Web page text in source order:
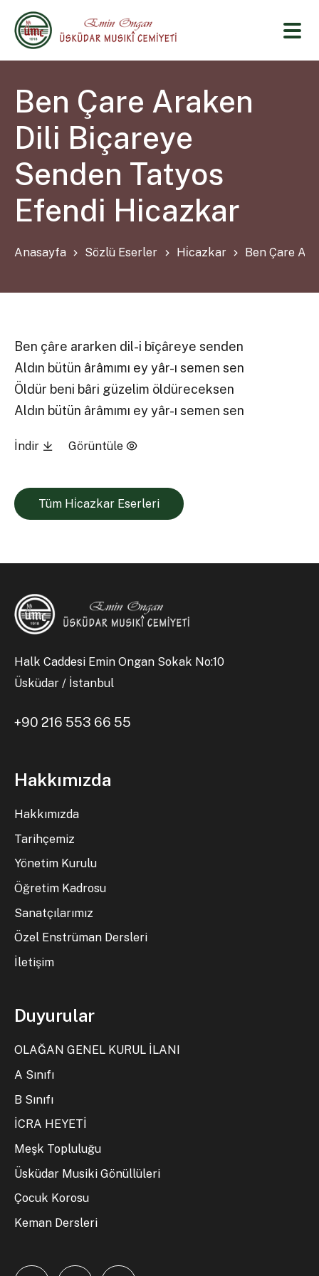
Ben Çare Araken
Dili Biçareye
Senden Tatyos
Efendi Hicazkar
Anasayfa Sözlü Eserler Hi̇cazkar Ben Çare
Ben çâre ararken dil-i bîçâreye senden
Aldın bütün ârâmımı ey yâr-ı semen sen
Öldür beni bâri güzelim öldüreceksen
Aldın bütün ârâmımı ey yâr-ı semen sen
İndir Görüntüle
Tüm Hi̇cazkar Eserleri
Halk Caddesi Emin Ongan Sokak No:10
Üsküdar / İstanbul
+90 216 553 66 55
Hakkımızda
Hakkımızda
Tarihçemiz
Yönetim Kurulu
Öğretim Kadrosu
Sanatçılarımız
Özel Enstrüman Dersleri
İletişim
Duyurular
OLAĞAN GENEL KURUL İLANI
A Sınıfı
B Sınıfı
İCRA HEYETİ
Meşk Topluluğu
Üsküdar Musiki Gönüllüleri
Çocuk Korosu
Keman Dersleri